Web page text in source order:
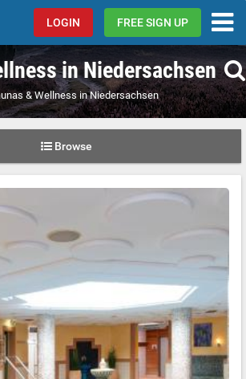
LOGIN FREE SIGN UP
in Niedersachsen
& Wellness in Niedersachsen
Browse